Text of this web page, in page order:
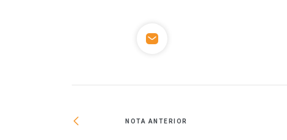
NOTA ANTERIOR